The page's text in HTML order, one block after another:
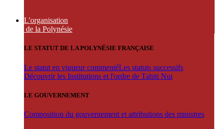
L'organisation
de la Polynésie
LE STATUT DE LA POLYNÉSIE FRANÇAISE
Le statut en vigueur commentéLes statuts successifs
Découvrir les Institutions et l'ordre de Tahiti Nui
LE GOUVERNEMENT
Composition du gouvernement et attributions des ministres